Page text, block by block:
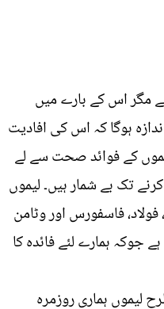
مگر اس کے بارے میں
ہوگا کہ اس کی افادیت
کے فوائد صحت سے لے
تک بے شمار ہیں۔ لیموں
فاسفورس اور وٹامن
جوکہ ہمارے لئے فائدہ کا
لیموں ہماری روزمرہ